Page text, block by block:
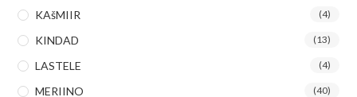
KAšMIIR (4)
KINDAD (13)
LASTELE (4)
MERIINO (40)